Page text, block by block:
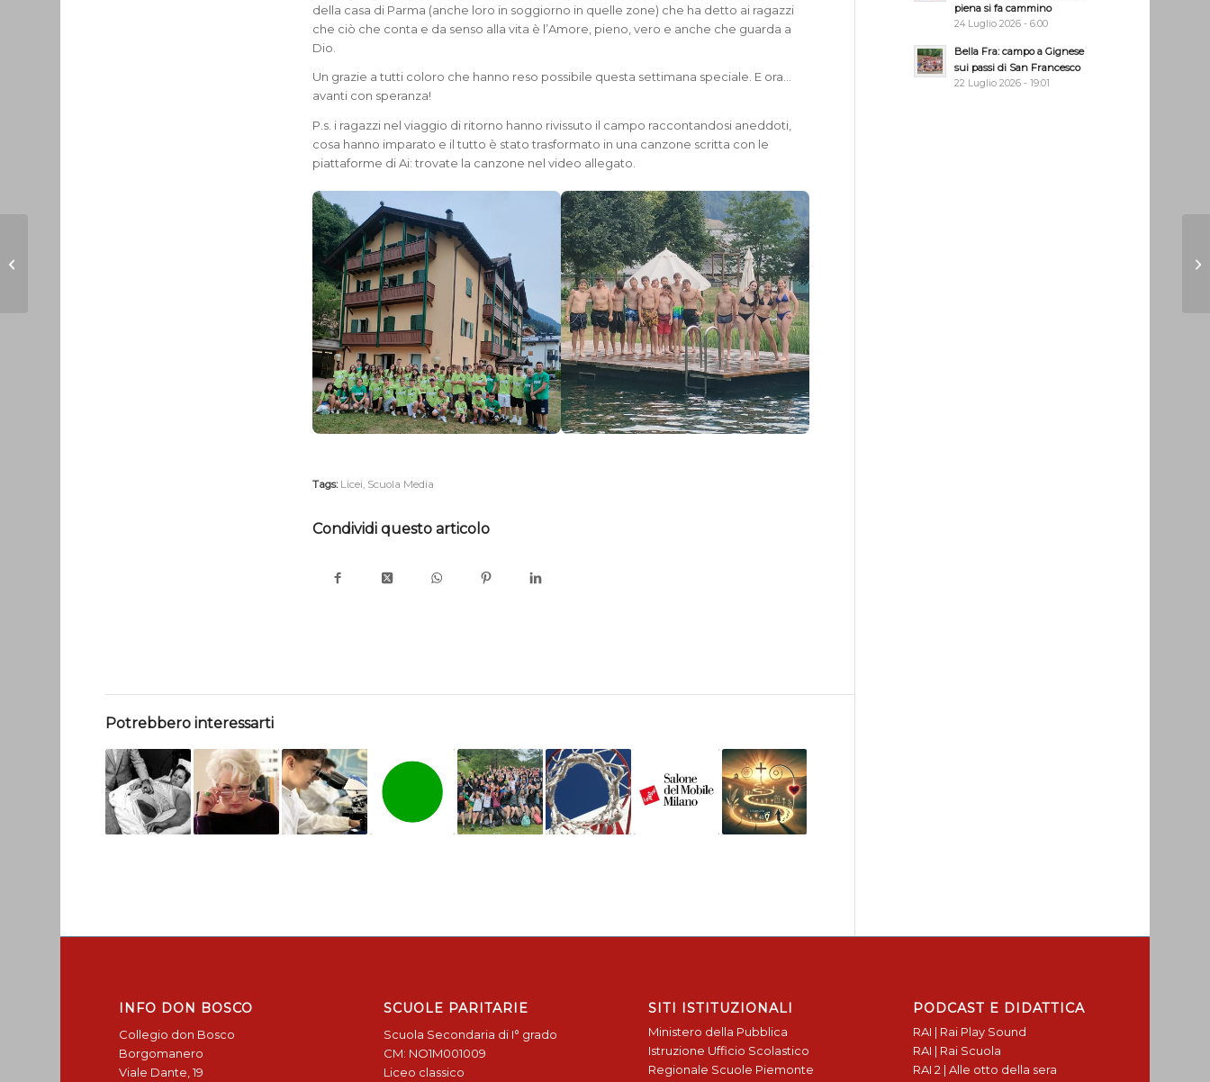
della casa di Parma (anche loro in soggiorno in quelle zone) che ha detto ai ragazzi
che ciò che conta e da senso alla vita è l’Amore, pieno, vero e anche che guarda a
Dio.
Un grazie a tutti coloro che hanno reso possibile questa settimana speciale. E ora…
avanti con speranza!
P.s. i ragazzi nel viaggio di ritorno hanno rivissuto il campo raccontandosi aneddoti,
cosa hanno imparato e il tutto è stato trasformato in una canzone scritta con le
piattaforme di Ai: trovate la canzone nel video allegato.
Tags: Licei, Scuola Media
Condividi questo articolo
Potrebbero interessarti
piena si fa cammino
24 Luglio 2026 - 6:00
Bella Fra: campo a Gignese
sui passi di San Francesco
22 Luglio 2026 - 19:01
INFO DON BOSCO
Collegio don Bosco
Borgomanero
Viale Dante, 19
SCUOLE PARITARIE
Scuola Secondaria di I° grado
CM: NO1M001009
Liceo classico
SITI ISTITUZIONALI
Ministero della Pubblica
Istruzione Ufficio Scolastico
Regionale Scuole Piemonte
PODCAST E DIDATTICA
RAI | Rai Play Sound
RAI | Rai Scuola
RAI 2 | Alle otto della sera